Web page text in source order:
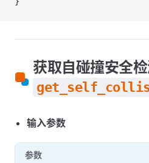
获取自碰撞安全
输入参数
参数